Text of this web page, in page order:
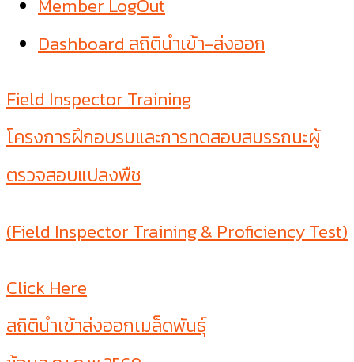
Dashboard สถิตินำเข้า-ส่งออก
Field Inspector Training
โครงการฝึกอบรมและการทดสอบสมรรถนะผู้
ตรวจสอบแปลงพืช
(Field Inspector Training & Proficiency Test)
Click Here
สถิตินำเข้าส่งออกเมล็ดพันธุ์